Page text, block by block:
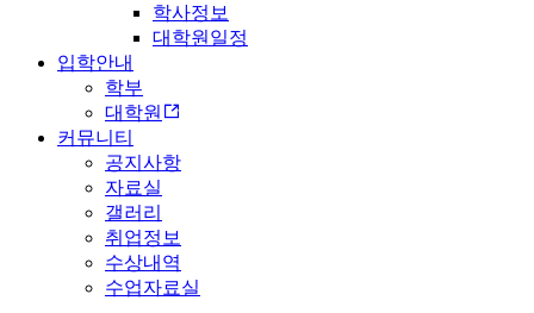
학사정보
대학원일정
입학안내
학부
대학원
커뮤니티
공지사항
자료실
갤러리
취업정보
수상내역
수업자료실